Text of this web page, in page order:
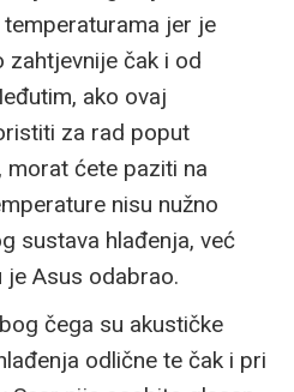
jer je
čak i od
ako ovaj
za rad poput
ćete paziti na
nisu nužno
sustava hlađenja, već
je Asus odabrao.
čega su akustičke
odlične te čak i pri